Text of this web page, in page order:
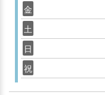
金
土
日
祝